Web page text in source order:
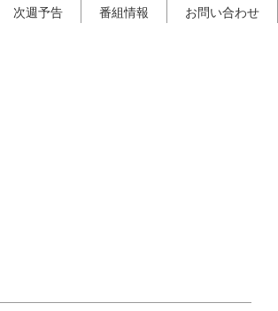
次週予告 番組情報 お問い合わせ